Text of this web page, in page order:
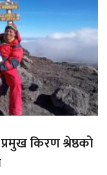
किरण श्रेष्ठको